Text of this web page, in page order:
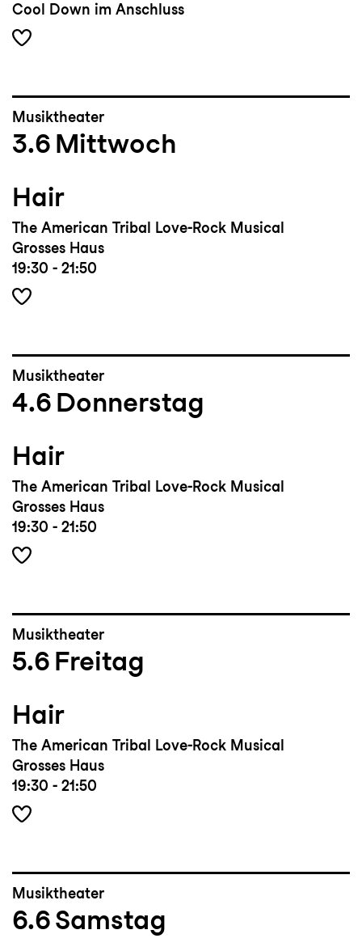
Cool Down im Anschluss
Musiktheater
3.6 Mittwoch
Hair
The American Tribal Love-Rock Musical
Grosses Haus
19:30 - 21:50
Musiktheater
4.6 Donnerstag
Hair
The American Tribal Love-Rock Musical
Grosses Haus
19:30 - 21:50
Musiktheater
5.6 Freitag
Hair
The American Tribal Love-Rock Musical
Grosses Haus
19:30 - 21:50
Musiktheater
6.6Samstag